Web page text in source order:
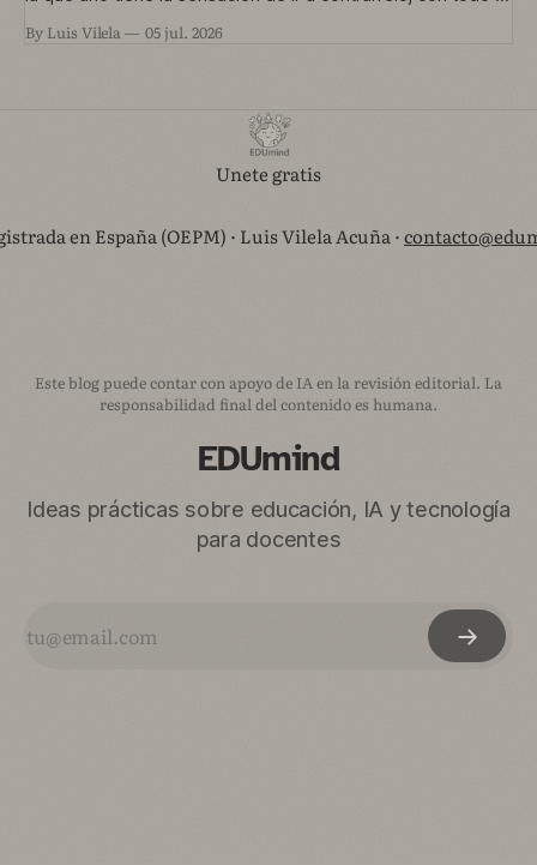
proyecto que está en marcha ahora. Una convocatoria de
By Luis Vilela 05 jul. 2026
Unete gratis
en España (OEPM) · Luis Vilela Acuña ·
Este blog puede contar con apoyo de IA en la revisión editorial. La
responsabilidad final del contenido es humana.
EDUmind
Ideas prácticas sobre educación, IA y tecnología
para docentes